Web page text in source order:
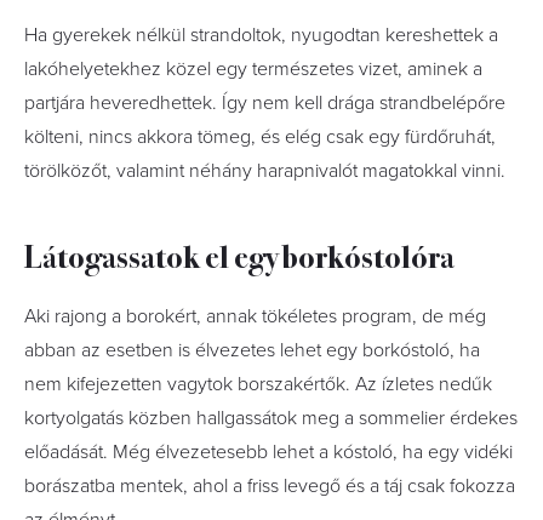
Ha gyerekek nélkül strandoltok, nyugodtan kereshettek a
lakóhelyetekhez közel egy természetes vizet, aminek a
partjára heveredhettek. Így nem kell drága strandbelépőre
költeni, nincs akkora tömeg, és elég csak egy fürdőruhát,
törölközőt, valamint néhány harapnivalót magatokkal vinni.
Látogassatok el egy borkóstolóra
Aki rajong a borokért, annak tökéletes program, de még
abban az esetben is élvezetes lehet egy borkóstoló, ha
nem kifejezetten vagytok borszakértők. Az ízletes nedűk
kortyolgatás közben hallgassátok meg a sommelier érdekes
előadását. Még élvezetesebb lehet a kóstoló, ha egy vidéki
borászatba mentek, ahol a friss levegő és a táj csak fokozza